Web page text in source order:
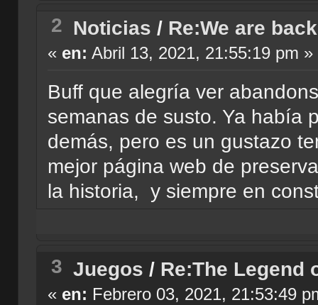
2 Noticias / Re:We are back
« en: Abril 13, 2021, 21:55:19 pm »
Buff que alegría ver
semanas de susto. Ya había
demás, pero es un gustazo
mejor página web de
la historia, y siempre en
3 Juegos / Re:The Legend
« en: Febrero 03, 2021, 21:53:49